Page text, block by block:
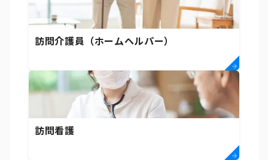
訪問介護員（ホームヘルパー）
訪問看護